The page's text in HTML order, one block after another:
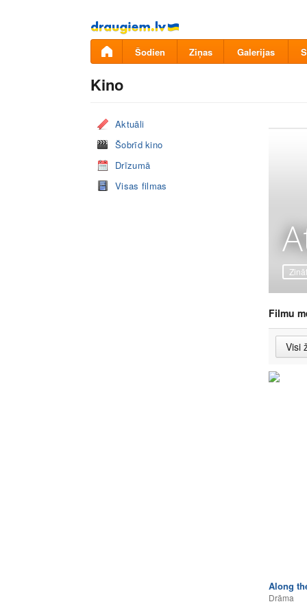
Pāriet
uz
saturu
Šodien Ziņas Galerijas
Kino
Aktuāli
Šobrīd kino
Drīzumā
Visas filmas
Filmu
Along
Drāma